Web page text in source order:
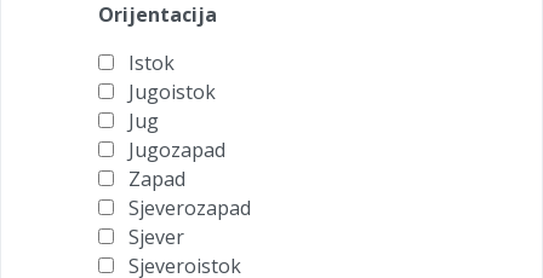
Orijentacija
Istok
Jugoistok
Jug
Jugozapad
Zapad
Sjeverozapad
Sjever
Sjeveroistok